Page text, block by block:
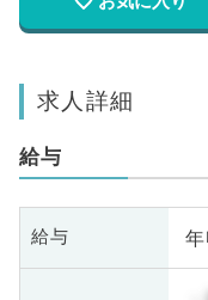
求人詳細
給与
給与